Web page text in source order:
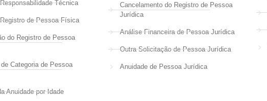
Técnica
de Pessoa Física
do Registro de Pessoa
Categoria de Pessoa
Anuidade por Idade
Cancelamento do Registro de Pessoa
Jurídica
Análise Financeira de Pessoa Jurídica
Outra Solicitação de Pessoa Jurídica
Anuidade de Pessoa Jurídica